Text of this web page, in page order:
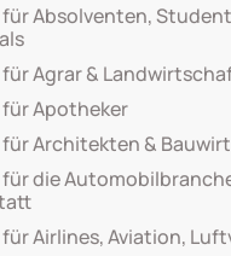
Absolventen,
Agrar &
Apotheker
Architekten &
die
Airlines, Aviation,